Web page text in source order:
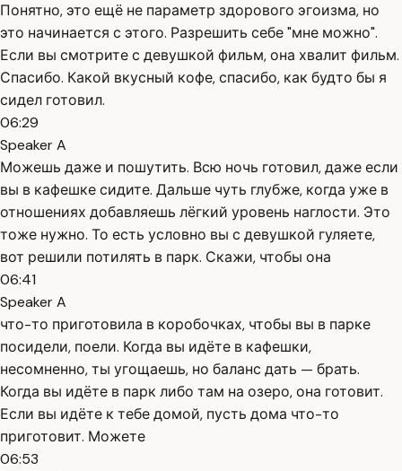
Понятно, это ещё не параметр здорового эгоизма, но
это начинается с этого. Разрешить себе "мне можно".
Если вы смотрите с девушкой фильм, она хвалит фильм.
Спасибо. Какой вкусный кофе, спасибо, как будто бы я
сидел готовил.
06:29
Speaker A
Можешь даже и пошутить. Всю ночь готовил, даже если
вы в кафешке сидите. Дальше чуть глубже, когда уже в
отношениях добавляешь лёгкий уровень наглости. Это
тоже нужно. То есть условно вы с девушкой гуляете,
вот решили потилять в парк. Скажи, чтобы она
06:41
Speaker A
что-то приготовила в коробочках, чтобы вы в парке
посидели, поели. Когда вы идёте в кафешки,
несомненно, ты угощаешь, но баланс дать — брать.
Когда вы идёте в парк либо там на озеро, она готовит.
Если вы идёте к тебе домой, пусть дома что-то
приготовит. Можете
06:53